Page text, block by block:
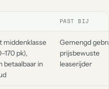
PAST BIJ
middenklasse
pk),
betaalbaar in
Gemengd
prijsbewuste
leaserijder